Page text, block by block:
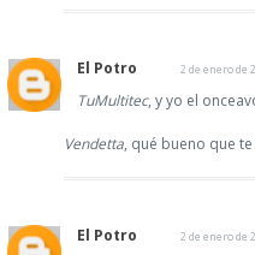
El Potro 2 de enero de
TuMultitec, y yo el
Vendetta, qué bueno que
El Potro 2 de enero de